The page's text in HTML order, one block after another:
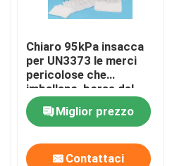
Chiaro 95kPa insacca
per UN3373 le merci
pericolose che
imballano, borse del
trasporto
dell'esemplare 95kPa
Miglior prezzo
Contattaci